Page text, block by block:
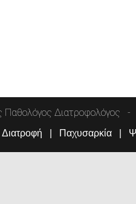
Διατροφολόγος
Διατροφή Παχυσαρκία